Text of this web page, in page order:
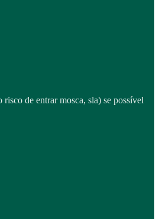
de entrar mosca, sla) se possível